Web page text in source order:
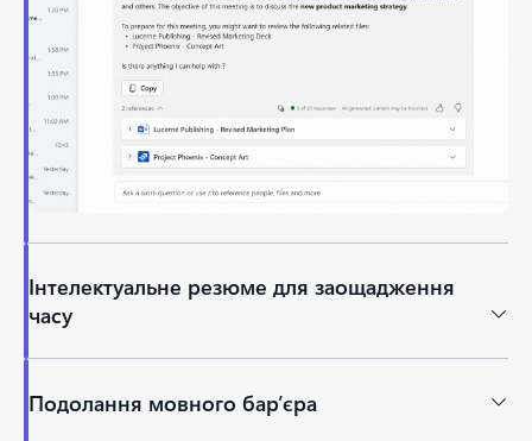
Інтелектуальне резюме для заощадження
часу
Подолання мовного бар’єра